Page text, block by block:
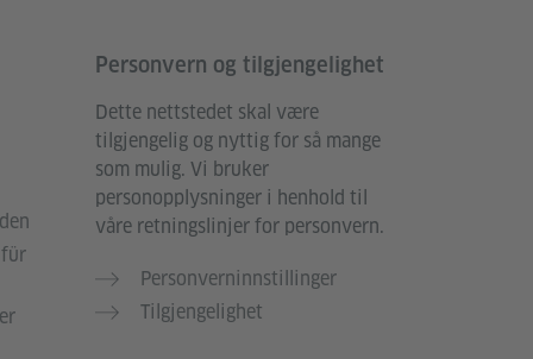
Personvern og tilgjengelighet
Dette nettstedet skal være
tilgjengelig og nyttig for så mange
som mulig. Vi bruker
personopplysninger i henhold til
våre retningslinjer for personvern.
Personverninnstillinger
Tilgjengelighet